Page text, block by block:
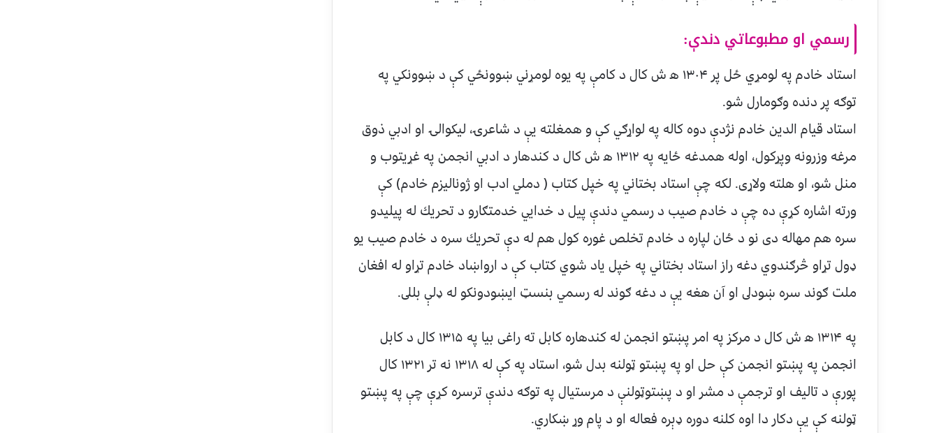
رسمي او مطبوعاتي دندې:
استاد خادم په لومړي ځل پر ۱۳۰۴ ﻫ ش كال د كامې په يوه لومړني ښوونځي كې د ښوونكي په
توګه پر دنده وګومارل شو.
استاد قيام الدين خادم نژدې دوه كاله په لواړګي كې و همغلته يې د شاعرۍ، ليكوالۍ او ادبي ذوق
مرغه وزرونه وپړكول، اوله همدغه ځايه په ۱۳۱۲ ﻫ ش كال د كندهار د ادبي انجمن په غړيتوب و
منل شو، او هلته ولاړى. لكه چې استاد بختاني په خپل كتاب ( دملي ادب او ژوناليزم خادم) كې
ورته اشاره كړې ده چې د خادم صيب د رسمي دندې پيل د خدايي خدمتګارو د تحريك له پيليدو
سره هم مهاله دى نو د ځان لپاره د خادم تخلص غوره كول هم له دې تحريك سره د خادم صيب يو
ډول تړاو څرګندوي دغه راز استاد بختاني په خپل ياد شوي كتاب كې د ارواښاد خادم تړاو له افغان
ملت ګوند سره ښودلى او آن هغه يې د دغه ګوند له رسمي بنسټ ايښودونكو له ډلې بللى.
په ۱۳۱۴ ﻫ ش كال د مركز په امر پښتو انجمن له كندهاره كابل ته راغى بيا په ۱۳۱۵ كال د كابل
انجمن په پښتو انجمن كې حل او په پښتو ټولنه بدل شو، استاد په كې له ۱۳۱۸ نه تر ۱۳۲۱ كال
پورې د تاليف او ترجمې د مشر او د پښتوټولنې د مرستيال په توګه دندې ترسره كړې چې په پښتو
ټولنه كې يې دكار دا اوه كلنه دوره ډېره فعاله او د پام وړ ښكاري.